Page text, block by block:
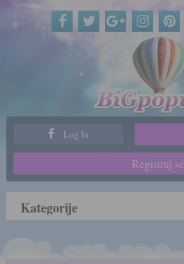
Log In
Registruj se
Kategorije